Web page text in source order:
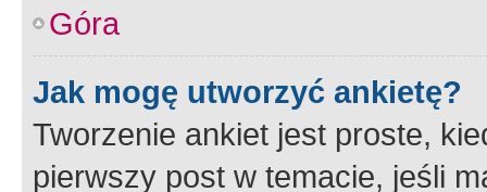
Góra
Jak mogę utworzyć ankietę?
Tworzenie ankiet jest proste,
pierwszy post w temacie, jeśli